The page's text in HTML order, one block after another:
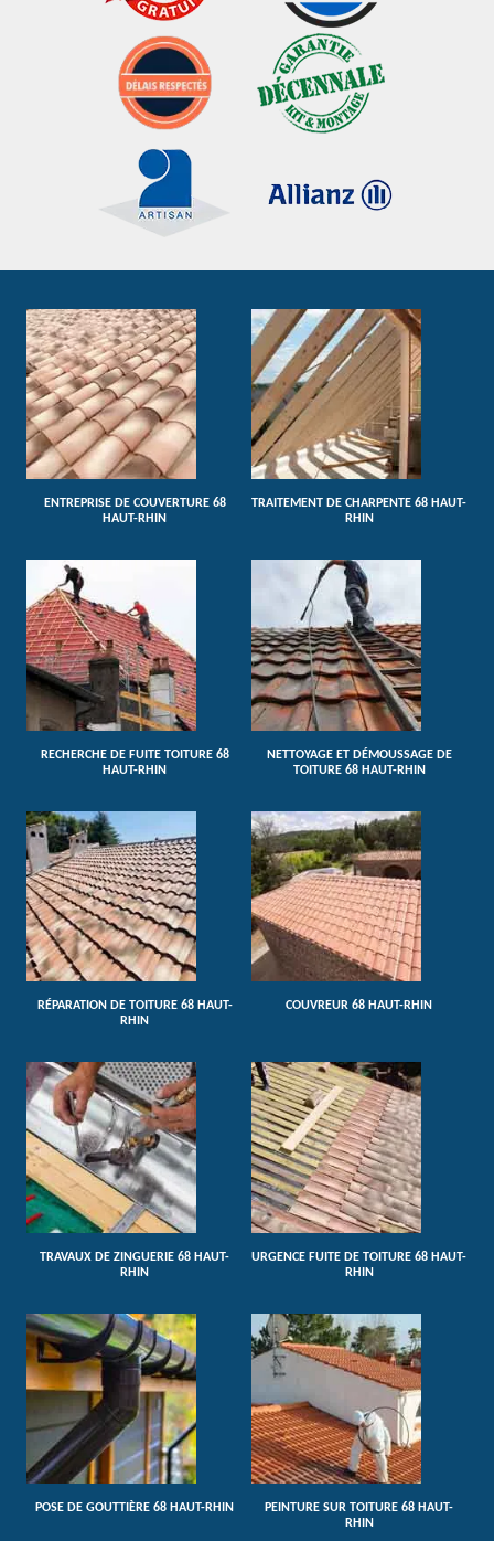
ENTREPRISE DE COUVERTURE 68
HAUT-RHIN
TRAITEMENT DE CHARPENTE 68 HAUT-
RHIN
RECHERCHE DE FUITE TOITURE 68
HAUT-RHIN
NETTOYAGE ET DÉMOUSSAGE DE
TOITURE 68 HAUT-RHIN
RÉPARATION DE TOITURE 68 HAUT-
RHIN
COUVREUR 68 HAUT-RHIN
TRAVAUX DE ZINGUERIE 68 HAUT-
RHIN
URGENCE FUITE DE TOITURE 68 HAUT-
RHIN
POSE DE GOUTTIÈRE 68 HAUT-RHIN
PEINTURE SUR TOITURE 68 HAUT-
RHIN